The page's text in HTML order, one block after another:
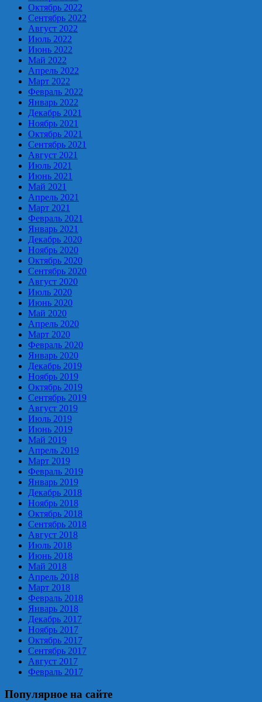
Октябрь 2022
Сентябрь 2022
Август 2022
Июль 2022
Июнь 2022
Май 2022
Апрель 2022
Март 2022
Февраль 2022
Январь 2022
Декабрь 2021
Ноябрь 2021
Октябрь 2021
Сентябрь 2021
Август 2021
Июль 2021
Июнь 2021
Май 2021
Апрель 2021
Март 2021
Февраль 2021
Январь 2021
Декабрь 2020
Ноябрь 2020
Октябрь 2020
Сентябрь 2020
Август 2020
Июль 2020
Июнь 2020
Май 2020
Апрель 2020
Март 2020
Февраль 2020
Январь 2020
Декабрь 2019
Ноябрь 2019
Октябрь 2019
Сентябрь 2019
Август 2019
Июль 2019
Июнь 2019
Май 2019
Апрель 2019
Март 2019
Февраль 2019
Январь 2019
Декабрь 2018
Ноябрь 2018
Октябрь 2018
Сентябрь 2018
Август 2018
Июль 2018
Июнь 2018
Май 2018
Апрель 2018
Март 2018
Февраль 2018
Январь 2018
Декабрь 2017
Ноябрь 2017
Октябрь 2017
Сентябрь 2017
Август 2017
Февраль 2017
Популярное на сайте